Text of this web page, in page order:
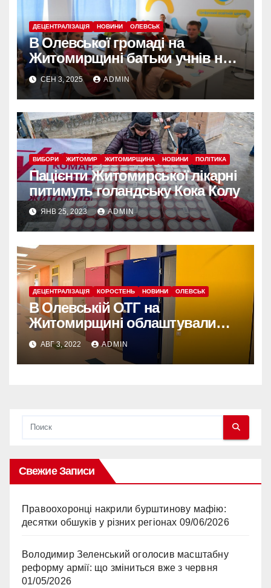
ДЕЦЕНТРАЛІЗАЦІЯ НОВИНИ ОЛЕВСЬК
В Олевської громаді на
Житомирщині батьки учнів не
підтримали реорганізацію
загальноосвітніх закладів
СЕН 3, 2025 ADMIN
ВИБОРИ ЖИТОМИР ЖИТОМИРЩИНА НОВИНИ ПОЛІТИКА
Пацієнти Житомирської лікарні
питимуть голандську Кока Колу
ЯНВ 25, 2023 ADMIN
ДЕЦЕНТРАЛІЗАЦІЯ КОРОСТЕНЬ НОВИНИ ОЛЕВСЬК
В Олевській ОТГ на
Житомирщині облаштували
підземні класи для навчання
дітей (ФОТО)
АВГ 3, 2022 ADMIN
Свежие Записи
Правоохоронці накрили бурштинову мафію:
десятки обшуків у різних регіонах 09/06/2026
Володимир Зеленський оголосив масштабну
реформу армії: що зміниться вже з червня
01/05/2026